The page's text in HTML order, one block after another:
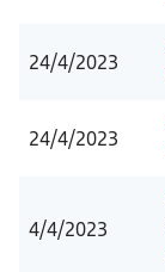
24/4/2023
24/4/2023
4/4/2023